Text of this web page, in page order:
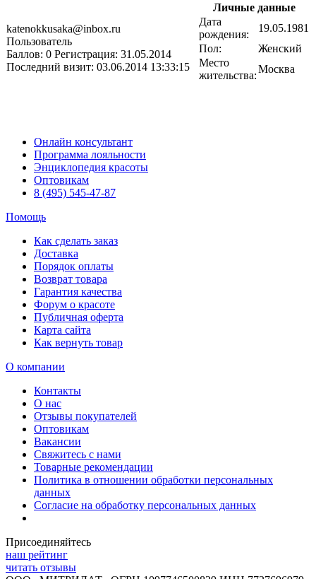
katenokkusaka@inbox.ru
Пользователь
Баллов: 0 Регистрация: 31.05.2014
Последний визит: 03.06.2014 13:33:15
Личные данные
Дата
рождения:
19.05.1981
Пол:
Женский
Место
жительства:
Москва
Онлайн консультант
Программа лояльности
Энциклопедия красоты
Оптовикам
8 (495) 545-47-87
Помощь
Как сделать заказ
Доставка
Порядок оплаты
Возврат товара
Гарантия качества
Форум о красоте
Публичная оферта
Карта сайта
Как вернуть товар
О компании
Контакты
О нас
Отзывы покупателей
Оптовикам
Вакансии
Свяжитесь с нами
Товарные рекомендации
Политика в отношении обработки персональных
данных
Согласие на обработку персональных данных
Присоединяйтесь
наш рейтинг
читать отзывы